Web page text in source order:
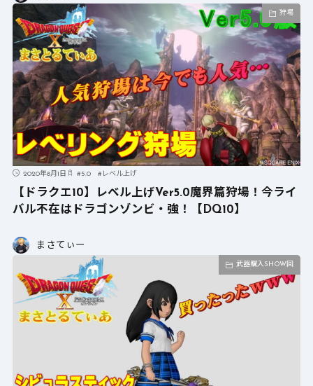
狩場
2020年8月1日 #5.0 # レベル上げ
【ドラクエ10】レベル上げVer5.0魔界篇狩場！今ライ
バル不在はドラゴンゾンビ・強！【DQ10】
まさてぃー
武器購入SHOW回